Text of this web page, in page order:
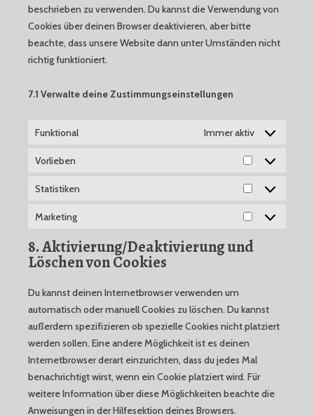
beschrieben zu verwenden. Du kannst die Verwendung von
Cookies über deinen Browser deaktivieren, aber bitte
beachte, dass unsere Website dann unter Umständen nicht
richtig funktioniert.
7.1 Verwalte deine Zustimmungseinstellungen
Funktional Immer aktiv
Vorlieben
Vorlieben
Statistiken
Statistiken
Marketing
Marketing
8. Aktivierung/Deaktivierung und
Löschen von Cookies
Du kannst deinen Internetbrowser verwenden um
automatisch oder manuell Cookies zu löschen. Du kannst
außerdem spezifizieren ob spezielle Cookies nicht platziert
werden sollen. Eine andere Möglichkeit ist es deinen
Internetbrowser derart einzurichten, dass du jedes Mal
benachrichtigt wirst, wenn ein Cookie platziert wird. Für
weitere Information über diese Möglichkeiten beachte die
Anweisungen in der Hilfesektion deines Browsers.